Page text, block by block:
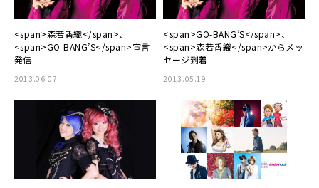
<span>森若香織</span>、
<span>GO-BANG’S</span>宣言
発信
2013.06.07
<span>GO-BANG’S</span>、
<span>森若香織</span>からメッ
セージ到着
2013.05.19